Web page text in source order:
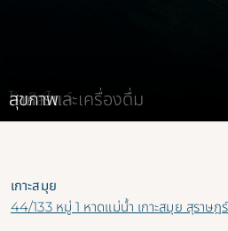
ห้อง พัก
รีสอร์ต
ไลฟ์สไตล์
อาหารและเครื่องดื่ม
สุขภาพ
เกาะสมุย
44/133 หมู่ 1 หาดแม่น้ำ เกาะสมุย สุราษฎ